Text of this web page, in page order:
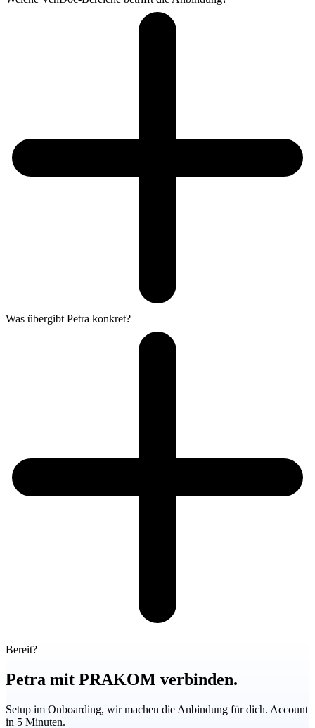
Was übergibt Petra konkret?
Bereit?
Petra mit PRAKOM verbinden.
Setup im Onboarding, wir machen die Anbindung für dich. Account
in 5 Minuten.